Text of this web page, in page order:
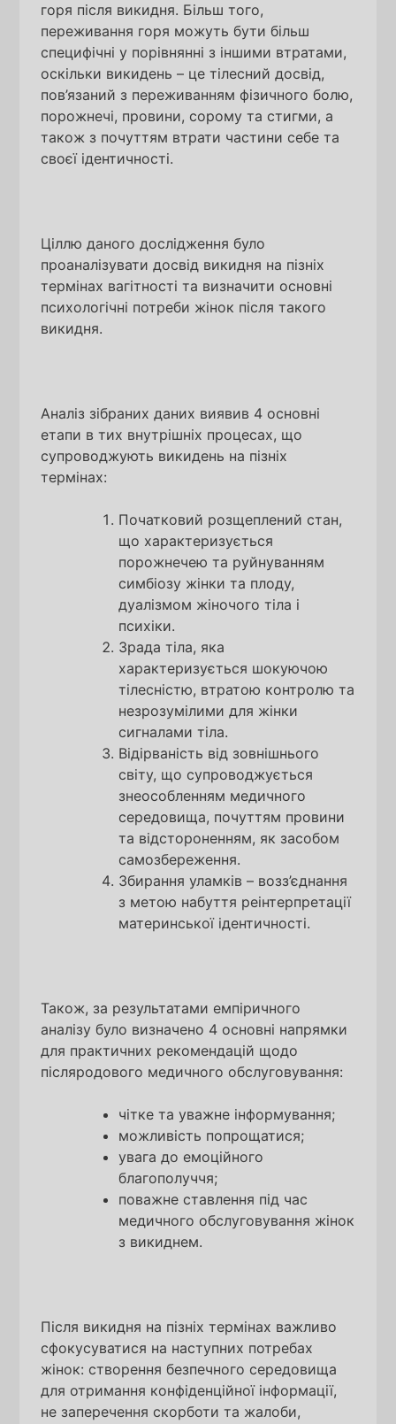
горя після викидня. Більш того,
переживання горя можуть бути більш
специфічні у порівнянні з іншими втратами,
оскільки викидень – це тілесний досвід,
пов’язаний з переживанням фізичного болю,
порожнечі, провини, сорому та стигми, а
також з почуттям втрати частини себе та
своєї ідентичності.
Ціллю даного дослідження було
проаналізувати досвід викидня на пізніх
термінах вагітності та визначити основні
психологічні потреби жінок після такого
викидня.
Аналіз зібраних даних виявив 4 основні
етапи в тих внутрішніх процесах, що
супроводжують викидень на пізніх
термінах:
Початковий розщеплений стан,
що характеризується
порожнечею та руйнуванням
симбіозу жінки та плоду,
дуалізмом жіночого тіла і
психіки.
Зрада тіла, яка
характеризується шокуючою
тілесністю, втратою контролю та
незрозумілими для жінки
сигналами тіла.
Відірваність від зовнішнього
світу, що супроводжується
знеособленням медичного
середовища, почуттям провини
та відстороненням, як засобом
самозбереження.
Збирання уламків – возз’єднання
з метою набуття реінтерпретації
материнської ідентичності.
Також, за результатами емпіричного
аналізу було визначено 4 основні напрямки
для практичних рекомендацій щодо
післяродового медичного обслуговування:
чітке та уважне інформування;
можливість попрощатися;
увага до емоційного
благополуччя;
поважне ставлення під час
медичного обслуговування жінок
з викиднем.
Після викидня на пізніх термінах важливо
сфокусуватися на наступних потребах
жінок: створення безпечного середовища
для отримання конфіденційної інформації,
не заперечення скорботи та жалоби,